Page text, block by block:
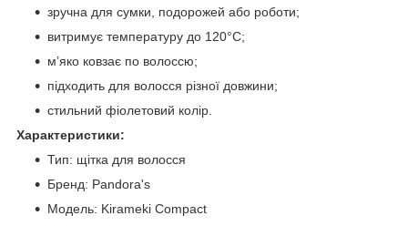
зручна для сумки, подорожей або роботи;
витримує температуру до 120°C;
м’яко ковзає по волоссю;
підходить для волосся різної довжини;
стильний фіолетовий колір.
Характеристики:
Тип: щітка для волосся
Бренд: Pandora's
Модель: Kirameki Compact